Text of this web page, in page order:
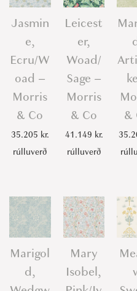
Jasmin
e,
Ecru/W
oad –
Morris
& Co
35.205 kr.
rúlluverð
Leicest
er,
Woad/
Sage –
Morris
& Co
41.149 kr.
rúlluverð
&
Marigol
d,
Mary
Isobel,